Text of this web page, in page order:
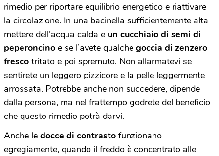
rimedio per riportare equilibrio energetico e riattivare
la circolazione. In una bacinella sufficientemente alta
mettere dell’acqua calda e un cucchiaio di semi di
peperoncino e se l’avete qualche goccia di zenzero
fresco tritato e poi spremuto. Non allarmatevi se
sentirete un leggero pizzicore e la pelle leggermente
arrossata. Potrebbe anche non succedere, dipende
dalla persona, ma nel frattempo godrete del beneficio
che questo rimedio potrà darvi.
Anche le docce di contrasto funzionano
egregiamente, quando il freddo è concentrato alle